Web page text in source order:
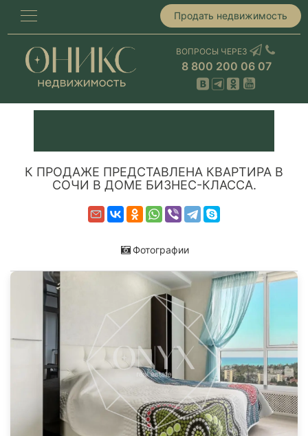
Продать недвижимость
ВОПРОСЫ ЧЕРЕЗ
8 800 200 06 07
К ПРОДАЖЕ ПРЕДСТАВЛЕНА КВАРТИРА В
СОЧИ В ДОМЕ БИЗНЕС-КЛАССА.
Фотографии